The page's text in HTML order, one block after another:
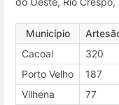
Município
Cacoal
320
Porto Velho
187
Vilhena
77